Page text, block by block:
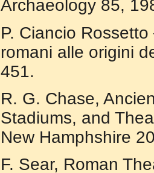
Archaeology 85,
P. Ciancio
romani alle origini
451.
R. G. Chase,
Stadiums, and
New Hamphshire
F. Sear, Roman